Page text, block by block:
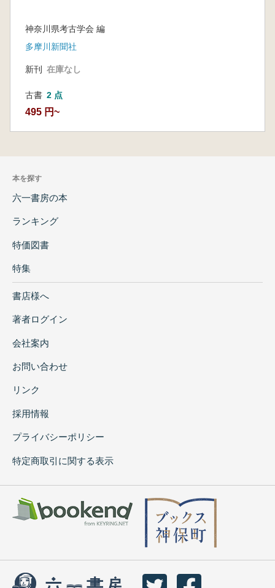
神奈川県考古学会 編
多摩川新聞社
新刊 在庫なし
古書 2 点
495 円~
本を探す
六一書房の本
ランキング
特価図書
特集
書店様へ
著者ログイン
会社案内
お問い合わせ
リンク
採用情報
プライバシーポリシー
特定商取引に関する表示